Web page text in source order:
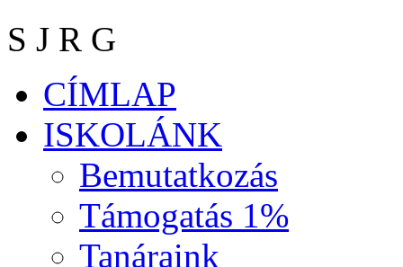
S J R G
CÍMLAP
ISKOLÁNK
Bemutatkozás
Támogatás 1%
Tanáraink